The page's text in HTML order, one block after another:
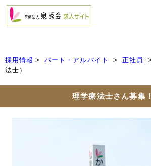
採用情報 パート・アルバイト 正社員
法士）
理学療法士さん募集！